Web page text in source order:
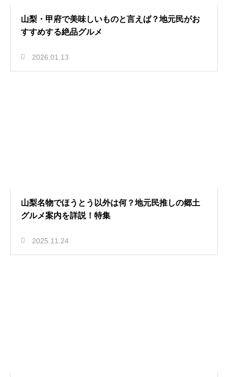
山梨・甲府で美味しいものと言えば？地元民がお
すすめする絶品グルメ
2026.01.13
山梨名物でほうとう以外は何？地元民推しの郷土
グルメ案内を詳説！特集
2025.11.24